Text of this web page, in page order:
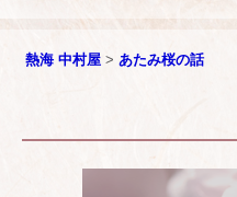
ツ
熱海 中村屋> あたみ桜の話